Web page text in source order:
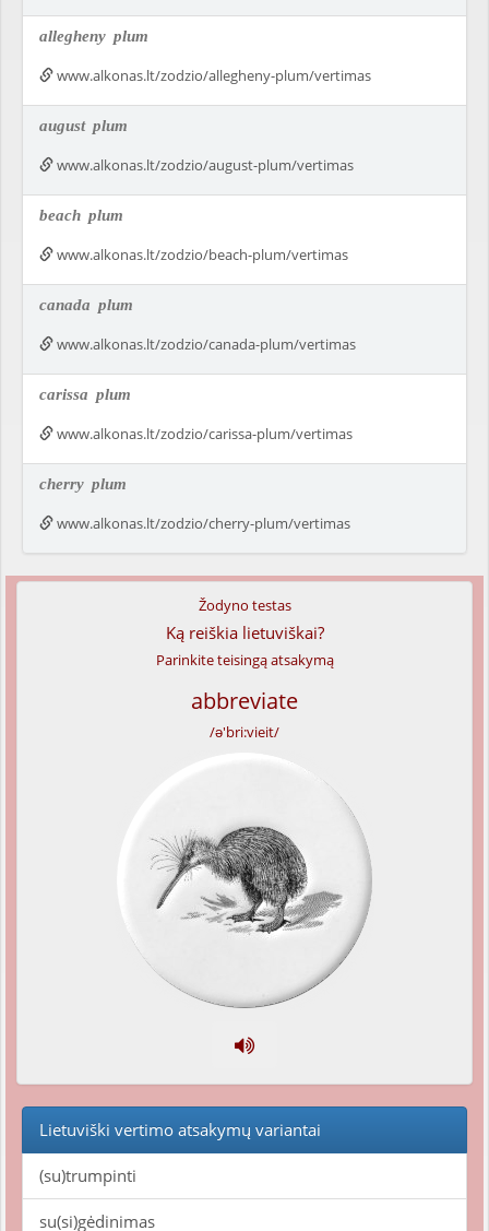
allegheny plum
www.alkonas.lt/zodzio/allegheny-plum/vertimas
august plum
www.alkonas.lt/zodzio/august-plum/vertimas
beach plum
www.alkonas.lt/zodzio/beach-plum/vertimas
canada plum
www.alkonas.lt/zodzio/canada-plum/vertimas
carissa plum
www.alkonas.lt/zodzio/carissa-plum/vertimas
cherry plum
www.alkonas.lt/zodzio/cherry-plum/vertimas
Žodyno testas
Ką reiškia lietuviškai?
Parinkite teisingą atsakymą
abbreviate
/ə'bri:vieit/
Lietuviški vertimo atsakymų variantai
(su)trumpinti
su(si)gėdinimas